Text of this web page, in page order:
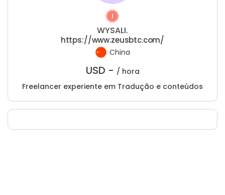
WYSALI.
https://www.zeusbtc.com/
China
USD - / hora
Freelancer experiente em Tradução e conteúdos